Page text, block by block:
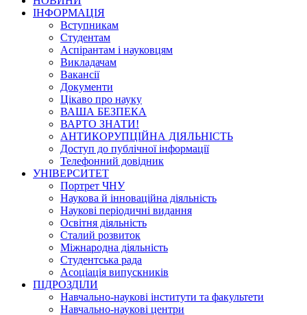
ІНФОРМАЦІЯ
Вступникам
Студентам
Аспірантам і науковцям
Викладачам
Вакансії
Документи
Цікаво про науку
ВАША БЕЗПЕКА
ВАРТО ЗНАТИ!
АНТИКОРУПЦІЙНА ДІЯЛЬНІСТЬ
Доступ до публічної інформації
Телефонний довідник
УНІВЕРСИТЕТ
Портрет ЧНУ
Наукова й інноваційна діяльність
Наукові періодичні видання
Освітня діяльність
Сталий розвиток
Міжнародна діяльність
Студентська рада
Асоціація випускників
ПІДРОЗДІЛИ
Навчально-наукові інститути та факультети
Навчально-наукові центри